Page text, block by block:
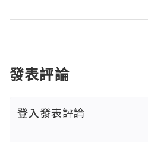
發表評論
登入發表評論